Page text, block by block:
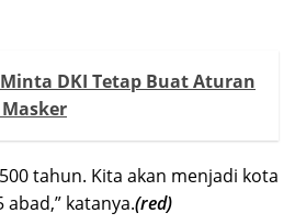
Minta DKI Tetap Buat Aturan
tahun. Kita akan menjadi kota
katanya.(red)